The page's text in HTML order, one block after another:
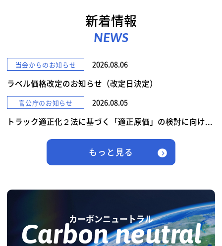
新着情報
NEWS
当会からのお知らせ 2026.08.06
ラベル価格改定のお知らせ（改定日決定）
官公庁のお知らせ 2026.08.05
トラック適正化２法に基づく「適正原価」の検討に向け...
もっと見る
カーボンニュートラル
Carbon neutral